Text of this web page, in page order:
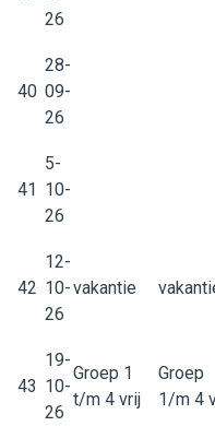
26
40
28-
09-
26
41
5-
10-
26
42
12-
10-
26
vakantie
43
19-
10-
26
Groep 1
t/m 4 vrij
Groep
1/m 4